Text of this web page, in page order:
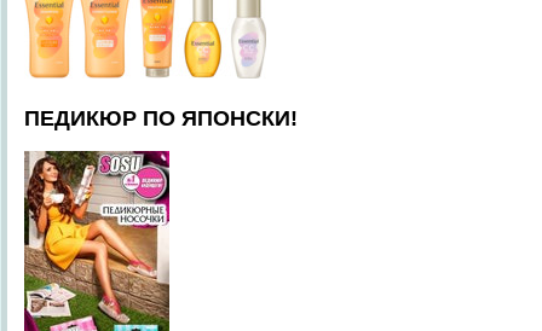
ПЕДИКЮР ПО ЯПОНСКИ!